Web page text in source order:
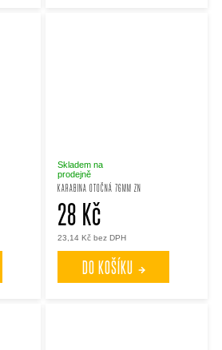
KARABINA OTOČNÁ 76MM ZN
Skladem na
prodejně
23,14 Kč bez DPH
28 Kč
DO KOŠÍKU